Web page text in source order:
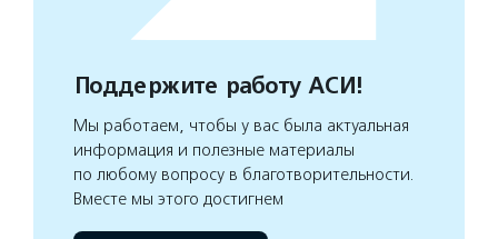
Поддержите работу АСИ!
Мы работаем, чтобы у вас была актуальная
информация и полезные материалы
по любому вопросу в благотворительности.
Вместе мы этого достигнем